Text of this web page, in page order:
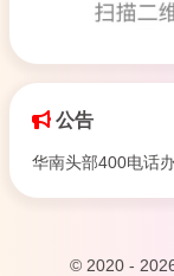
公告
华南头部400电话
© 2020 -